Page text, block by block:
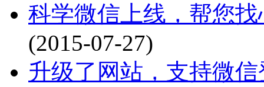
科学微信上线，帮您
(2015-07-27)
升级了网站，支持微